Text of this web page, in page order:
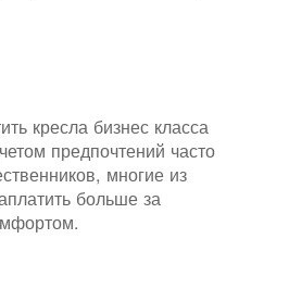
кресла бизнес класса
предпочтений часто
многие из
больше за